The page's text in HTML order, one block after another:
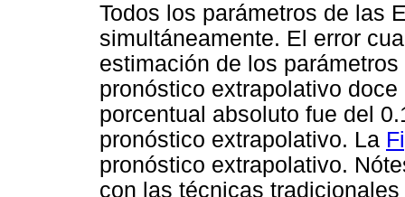
Todos los parámetros de las
simultáneamente. El error
estimación de los
pronóstico extrapolativo
porcentual absoluto fue del
pronóstico extrapolativo. La
pronóstico extrapolativo.
con las técnicas